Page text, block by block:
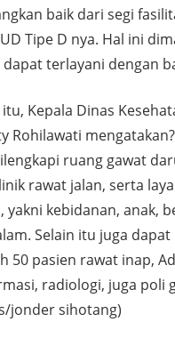
baik dari segi
Tipe D nya. Hal ini
terlayani dengan
Kepala Dinas
Rohilawati
ruang gawat
rawat jalan, serta
yakni kebidanan, anak,
Selain itu juga
50 pasien rawat inap,
radiologi, juga poli
jonder sihotang)